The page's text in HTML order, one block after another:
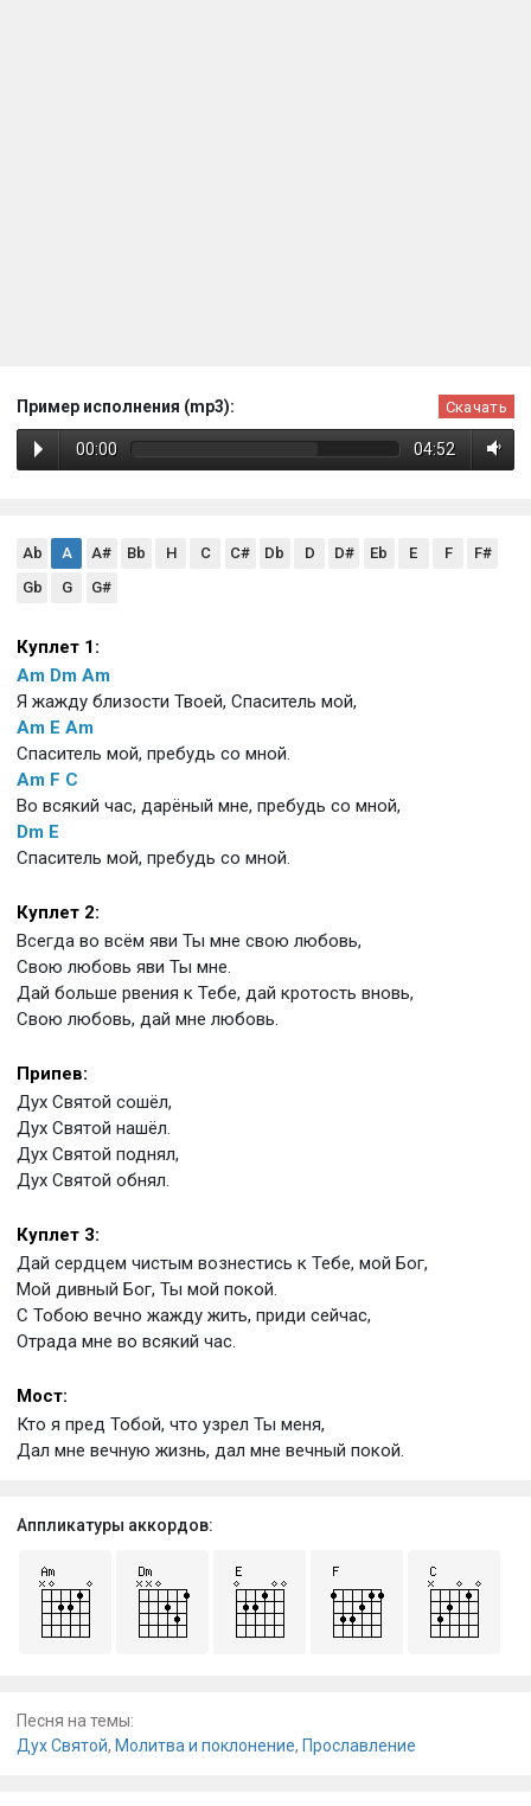
Пример исполнения (mp3): Скачать
00:00 04:52
Ab A A# Bb H C C# Db D D# Eb E F
F#
Gb
G G#
Куплет 1:
Am Dm Am
Я жажду близости Твоей, Спаситель мой,
Am E Am
Спаситель мой, пребудь со мной.
Am F C
Во всякий час, дарёный мне, пребудь со мной,
Dm E
Спаситель мой, пребудь со мной.
Куплет 2:
Всегда во всём яви Ты мне свою любовь,
Свою любовь яви Ты мне.
Дай больше рвения к Тебе, дай кротость вновь,
Свою любовь, дай мне любовь.
Припев:
Дух Святой сошёл,
Дух Святой нашёл.
Дух Святой поднял,
Дух Святой обнял.
Куплет 3:
Дай сердцем чистым вознестись к Тебе, мой Бог,
Мой дивный Бог, Ты мой покой.
С Тобою вечно жажду жить, приди сейчас,
Отрада мне во всякий час.
Мост:
Кто я пред Тобой, что узрел Ты меня,
Дал мне вечную жизнь, дал мне вечный покой.
Аппликатуры аккордов:
Песня на темы:
Дух Святой, Молитва и поклонение, Прославление